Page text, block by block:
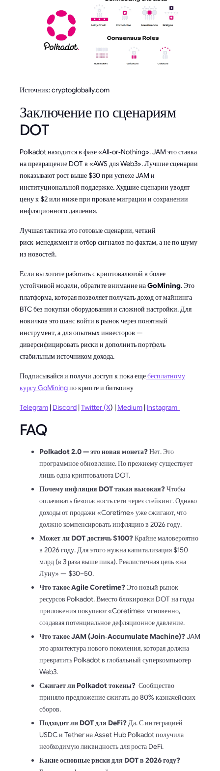
Источник: cryptoglobally.com
Заключение по сценариям
DOT
Polkadot находится в фазе «All‑or‑Nothing». JAM это ставка
на превращение DOT в «AWS для Web3». Лучшие сценарии
показывают рост выше $30 при успехе JAM и
институциональной поддержке. Худшие сценарии уводят
цену к $2 или ниже при провале миграции и сохранении
инфляционного давления.
Лучшая тактика это готовые сценарии, четкий
риск‑менеджмент и отбор сигналов по фактам, а не по шуму
из новостей.
Если вы хотите работать с криптовалютой в более
устойчивой модели, обратите внимание наGoMining. Это
платформа, которая позволяет получать доход от майнинга
BTC без покупки оборудования и сложной настройки. Для
новичков это шанс войти в рынок через понятный
инструмент, а для опытных инвесторов —
диверсифицировать риски и дополнить портфель
стабильным источником дохода.
Подписывайся и получи доступ к пока ещебесплатному
курсу GoMiningпо крипте и биткоину
Telegram | Discord |Twitter (X) | Medium | Instagram
FAQ
Polkadot 2.0 — это новая монета?Нет. Это
программное обновление. По прежнему существует
лишь одна криптовалюта DOT.
Почему инфляция DOT такая высокая?Чтобы
оплачивать безопасность сети через стейкинг. Однако
доходы от продажи «Coretime» уже сжигают, что
должно компенсировать инфляцию в 2026 году.
Может ли DOT достичь $100?Крайне маловероятно
в 2026 году. Для этого нужна капитализация $150
млрд (в 3 раза выше пика). Реалистичная цель «на
Луну» — $30–50.
Что такое Agile Coretime?Это новый рынок
ресурсов Polkadot. Вместо блокировки DOT на годы
приложения покупают «Coretime» мгновенно,
создавая потенциальное дефляционное давление.
Что такое JAM (Join‑Accumulate Machine)?JAM
это архитектура нового поколения, которая должна
превратить Polkadot в глобальный суперкомпьютер
Web3.
Сжигает ли Polkadot токены? Сообщество
приняло предложение сжигать до 80% казначейских
сборов.
Подходит ли DOT для DeFi?Да. С интеграцией
USDC и Tether на Asset Hub Polkadot получила
необходимую ликвидность для роста DeFi.
Какие основные риски для DOT в 2026 году?